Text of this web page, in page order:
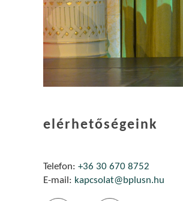
elérhetőségeink
Telefon: +36 30 670 8752
E-mail: kapcsolat@bplusn.hu